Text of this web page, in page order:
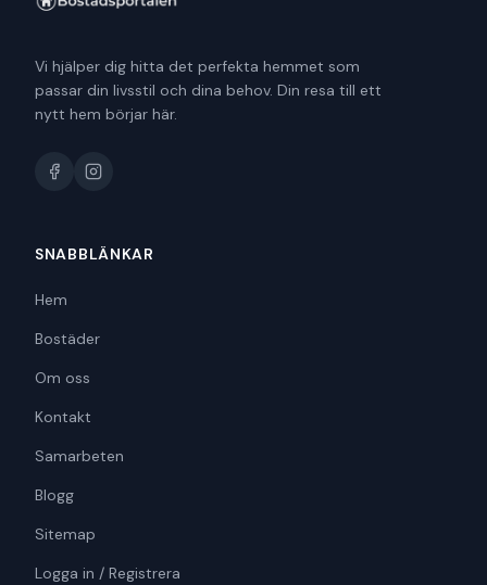
Vi hjälper dig hitta det perfekta hemmet som
passar din livsstil och dina behov. Din resa till ett
nytt hem börjar här.
SNABBLÄNKAR
Hem
Bostäder
Om oss
Kontakt
Samarbeten
Blogg
Sitemap
Logga in / Registrera